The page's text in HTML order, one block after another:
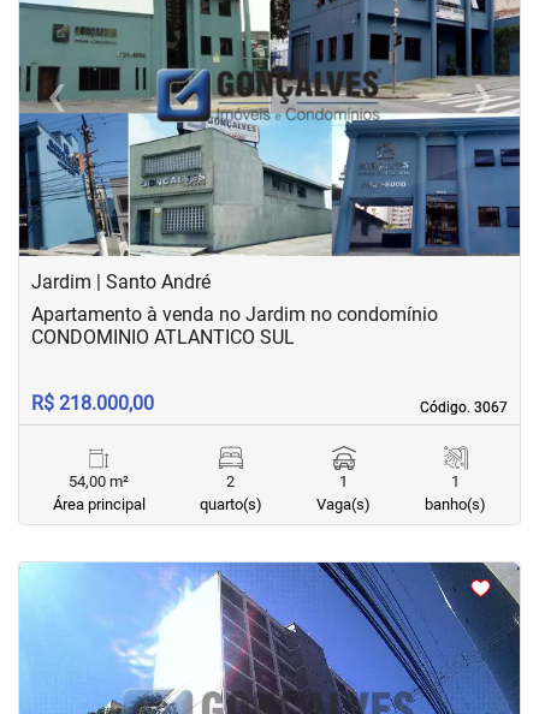
‹Previous ›Next
Jardim | Santo André
Código. 3067
Código. 3067
Apartamento à venda no Jardim no condomínio
CONDOMINIO ATLANTICO SUL
R$ 218.000,00
54,00 m²
Área principal
2
quarto(s)
1
Vaga(s)
1
banho(s)
<